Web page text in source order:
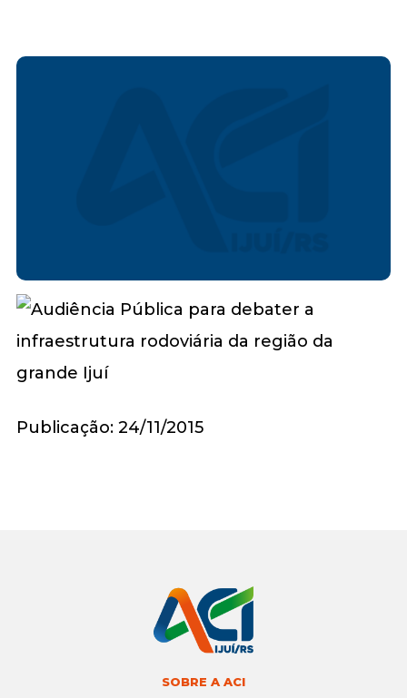
Publicação: 24/11/2015
SOBRE A ACI